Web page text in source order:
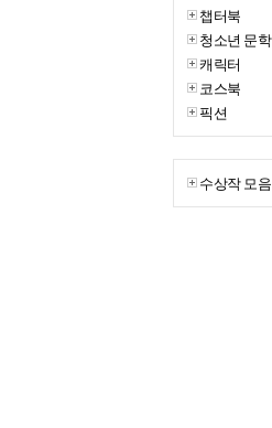
챕터북
청소년 문학
캐릭터
코스북
픽션
수상작 모음